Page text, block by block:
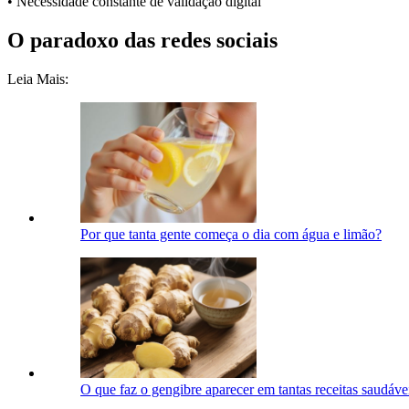
O paradoxo das redes sociais
Leia Mais:
Por que tanta gente começa o dia com água e limão?
O que faz o gengibre aparecer em tantas receitas